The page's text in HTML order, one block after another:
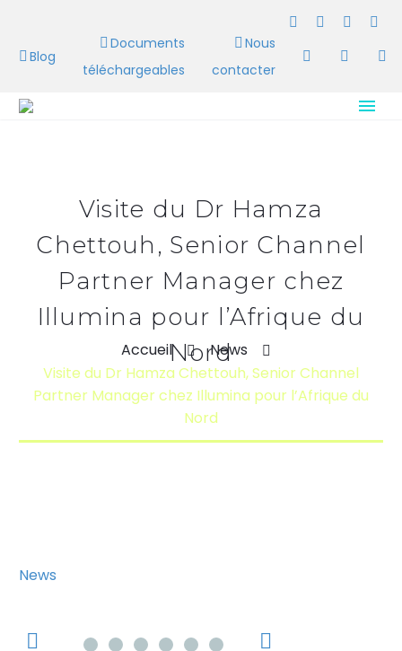
Blog
Documents
téléchargeables
Nous
contacter
Visite du Dr Hamza
Chettouh, Senior Channel
Partner Manager chez
Illumina pour l’Afrique du
Nord
Accueil
News
Visite du Dr Hamza Chettouh, Senior Channel
Partner Manager chez Illumina pour l’Afrique du
Nord
News